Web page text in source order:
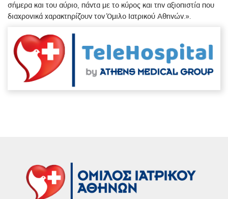
σήμερα και του αύριο, πάντα με το κύρος και την αξιοπιστία που
διαχρονικά χαρακτηρίζουν τον Όμιλο Ιατρικού Αθηνών.».